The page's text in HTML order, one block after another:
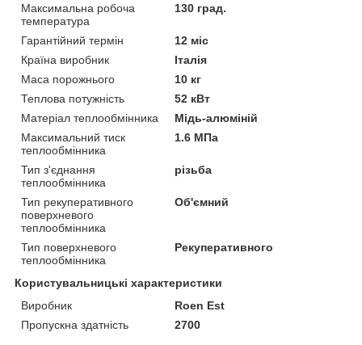
Максимальна робоча
температура
130 град.
Гарантійний термін
12 міс
Країна виробник
Італія
Маса порожнього
10 кг
Теплова потужність
52 кВт
Матеріал теплообмінника
Мідь-алюміній
Максимальний тиск
теплообмінника
1.6 МПа
Тип з'єднання
теплообмінника
різьба
Тип рекуперативного
поверхневого
теплообмінника
Об'ємний
Тип поверхневого
теплообмінника
Рекуперативного
Користувальницькі характеристики
Виробник
Roen Est
Пропускна здатність
2700